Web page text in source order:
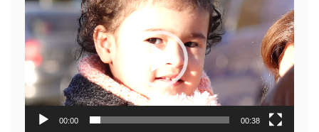
de
video
00:00 00:38